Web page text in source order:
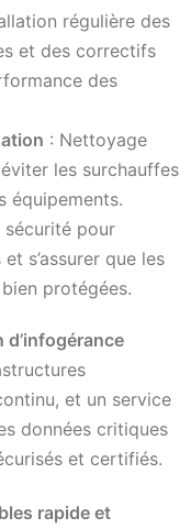
régulière des
et des correctifs
des
: Nettoyage
les surchauffes
équipements.
sécurité pour
s’assurer que les
protégées.
d’infogérance
et un service
données critiques
et certifiés.
rapide et